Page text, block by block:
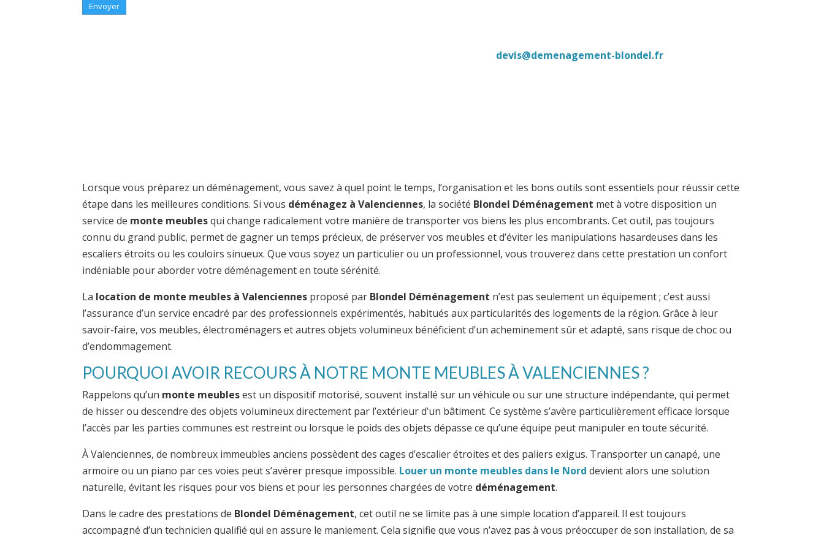
devis@demenagement-blondel.fr
Lorsque vous préparez un déménagement, vous savez à quel point le temps, l’organisation et les bons outils sont essentiels pour réussir cette
étape dans les meilleures conditions. Si vous déménagez à Valenciennes, la société Blondel Déménagement met à votre disposition un
service de monte meublesqui change radicalement votre manière de transporter vos biens les plus encombrants. Cet outil, pas toujours
connu du grand public, permet de gagner un temps précieux, de préserver vos meubles et d’éviter les manipulations hasardeuses dans les
escaliers étroits ou les couloirs sinueux. Que vous soyez un particulier ou un professionnel, vous trouverez dans cette prestation un confort
indéniable pour aborder votre déménagement en toute sérénité.
La location de monte meubles à Valenciennes proposé par Blondel Déménagement n’est pas seulement un équipement ; c’est aussi
l’assurance d’un service encadré par des professionnels expérimentés, habitués aux particularités des logements de la région. Grâce à leur
savoir-faire, vos meubles, électroménagers et autres objets volumineux bénéficient d’un acheminement sûr et adapté, sans risque de choc ou
d’endommagement.
POURQUOI AVOIR RECOURS À NOTRE MONTE MEUBLES À VALENCIENNES ?
Rappelons qu’un monte meublesest un dispositif motorisé, souvent installé sur un véhicule ou sur une structure indépendante, qui permet
de hisser ou descendre des objets volumineux directement par l’extérieur d’un bâtiment. Ce système s’avère particulièrement efficace lorsque
l’accès par les parties communes est restreint ou lorsque le poids des objets dépasse ce qu’une équipe peut manipuler en toute sécurité.
À Valenciennes, de nombreux immeubles anciens possèdent des cages d’escalier étroites et des paliers exigus. Transporter un canapé, une
armoire ou un piano par ces voies peut s’avérer presque impossible. Louer un monte meubles dans le Nord devient alors une solution
naturelle, évitant les risques pour vos biens et pour les personnes chargées de votre déménagement.
Dans le cadre des prestations de Blondel Déménagement, cet outil ne se limite pas à une simple location d’appareil. Il est toujours
accompagné d’un technicien qualifié qui en assure le maniement. Cela signifie que vous n’avez pas à vous préoccuper de son installation, de sa